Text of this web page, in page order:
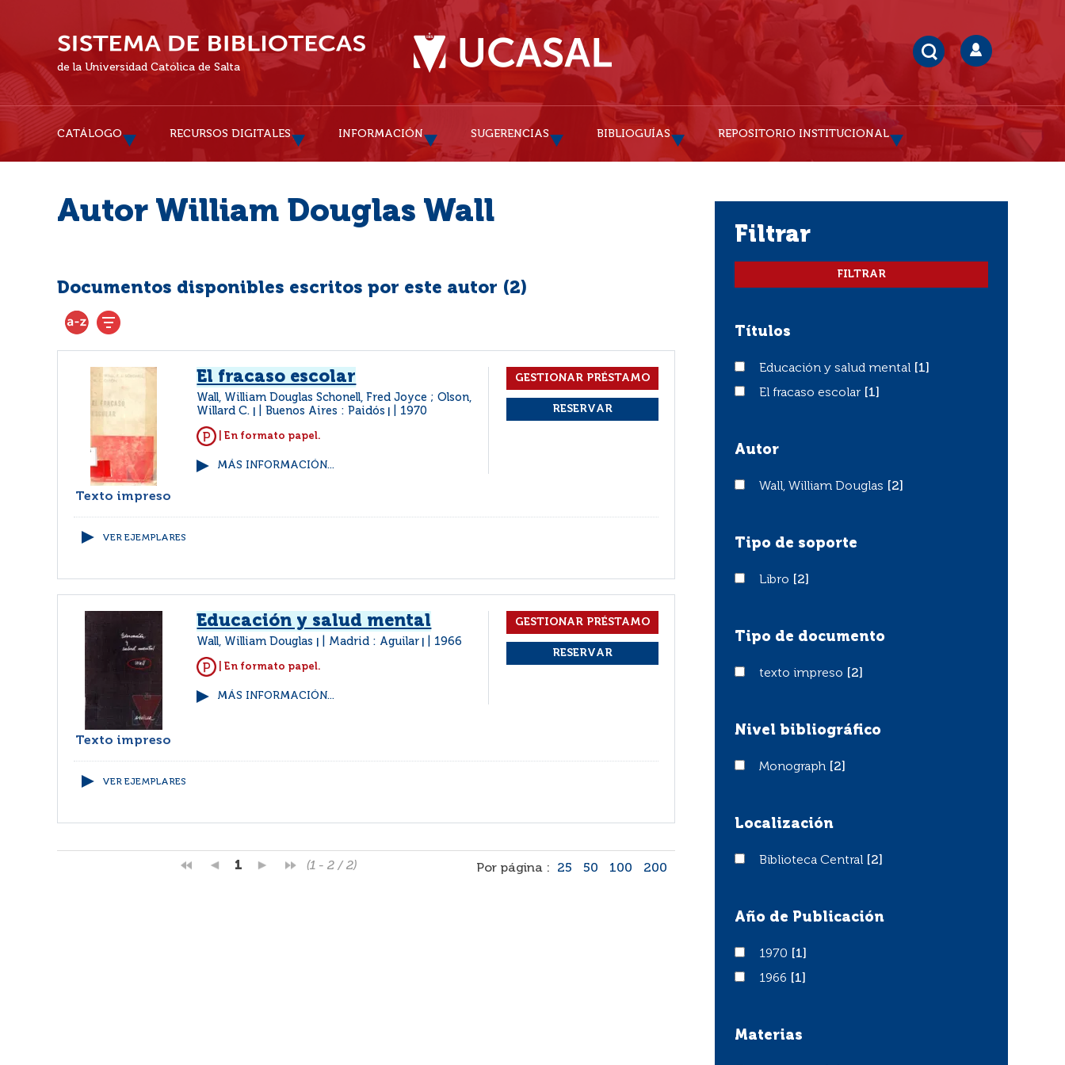
de la Universidad Católica de Salta
CATÁLOGO RECURSOS DIGITALES INFORMACIÓN SUGERENCIAS BIBLIOGUÍAS REPOSITORIO INSTITUCIONAL
Autor William Douglas Wall
Documentos disponibles escritos por este autor (2)
Texto impreso
El fracaso escolar
Wall, William Douglas Schonell, Fred Joyce ; Olson,
Willard C.
Buenos Aires : Paidós 1970
| En formato papel.
MÁS INFORMACIÓN...
VER EJEMPLARES
Texto impreso
Educación y salud mental
Wall, William Douglas Madrid : Aguilar 1966
| En formato papel.
MÁS INFORMACIÓN...
VER EJEMPLARES
1 (1 - 2 / 2) Por página : 25 50 100 200
filtrar
Títulos
Educación y salud mental
Educación y salud mental
[1]
El fracaso escolar
El fracaso escolar [1]
Autor
Wall, William Douglas
Wall, William Douglas [2]
Tipo de soporte
LibroLibro [2]
Tipo de documento
texto impreso
texto impreso [2]
Nivel bibliográfico
Monograph
Monograph [2]
Localización
Biblioteca Central
Biblioteca Central [2]
Año de Publicación
19701970
[1]
19661966 [1]
Materias